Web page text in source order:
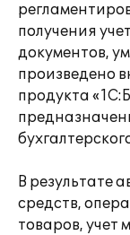
получения
документов,
произведено
продукта
В результате
средств,
товаров, учет